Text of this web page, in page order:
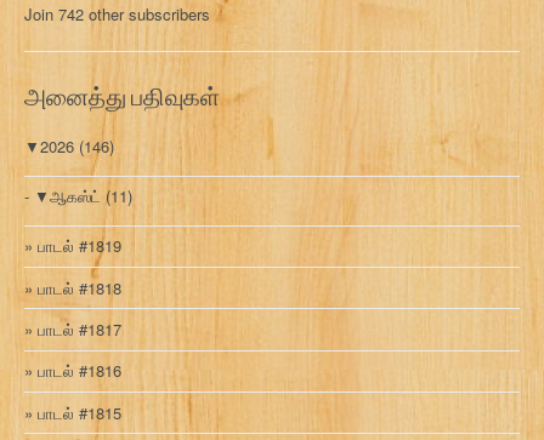
க
வ
Join 742 other subscribers
அனைத்து பதிவுகள்
▼2026 (146)
▼ஆகஸ்ட் (11)
பாடல் #1819
பாடல் #1818
பாடல் #1817
பாடல் #1816
பாடல் #1815